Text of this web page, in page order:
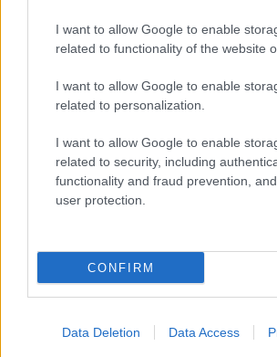
I want to allow Google to enable
related to functionality of the website
I want to allow Google to enable
related to personalization.
I want to allow Google to enable
related to security, including
functionality and fraud prevention,
user protection.
CONFIRM
Data Deletion Data Access
arresti e 135 denunce
Tre milioni di euro dalla
nuove aule nelle scuole di Olbia
Incidente sulla provinciale 125,
Arzachena
un ferito
Sangue, musica e solidarietà
Delta Center